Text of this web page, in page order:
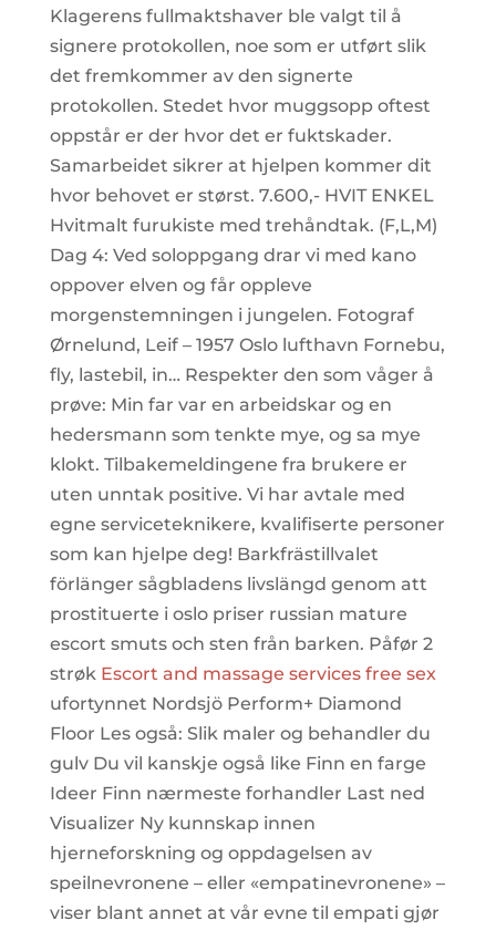
Klagerens fullmaktshaver ble valgt til å
signere protokollen, noe som er utført slik
det fremkommer av den signerte
protokollen. Stedet hvor muggsopp oftest
oppstår er der hvor det er fuktskader.
Samarbeidet sikrer at hjelpen kommer dit
hvor behovet er størst. 7.600,- HVIT ENKEL
Hvitmalt furukiste med trehåndtak. (F,L,M)
Dag 4: Ved soloppgang drar vi med kano
oppover elven og får oppleve
morgenstemningen i jungelen. Fotograf
Ørnelund, Leif – 1957 Oslo lufthavn Fornebu,
fly, lastebil, in… Respekter den som våger å
prøve: Min far var en arbeidskar og en
hedersmann som tenkte mye, og sa mye
klokt. Tilbakemeldingene fra brukere er
uten unntak positive. Vi har avtale med
egne serviceteknikere, kvalifiserte personer
som kan hjelpe deg! Barkfrästillvalet
förlänger sågbladens livslängd genom att
prostituerte i oslo priser russian mature
escort smuts och sten från barken. Påfør 2
strøk Escort and massage services free sex
ufortynnet Nordsjö Perform+ Diamond
Floor Les også: Slik maler og behandler du
gulv Du vil kanskje også like Finn en farge
Ideer Finn nærmeste forhandler Last ned
Visualizer Ny kunnskap innen
hjerneforskning og oppdagelsen av
speilnevronene – eller «empatinevronene» –
viser blant annet at vår evne til empati gjør